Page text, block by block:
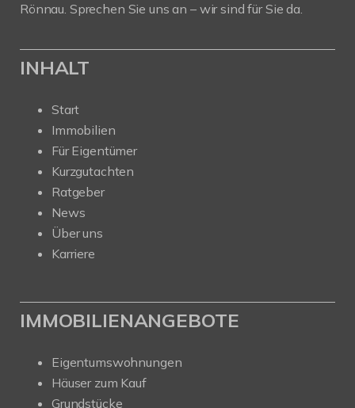
Rönnau. Sprechen Sie uns an – wir sind für Sie da.
INHALT
Start
Immobilien
Für Eigentümer
Kurzgutachten
Ratgeber
News
Über uns
Karriere
IMMOBILIENANGEBOTE
Eigentumswohnungen
Häuser zum Kauf
Grundstücke